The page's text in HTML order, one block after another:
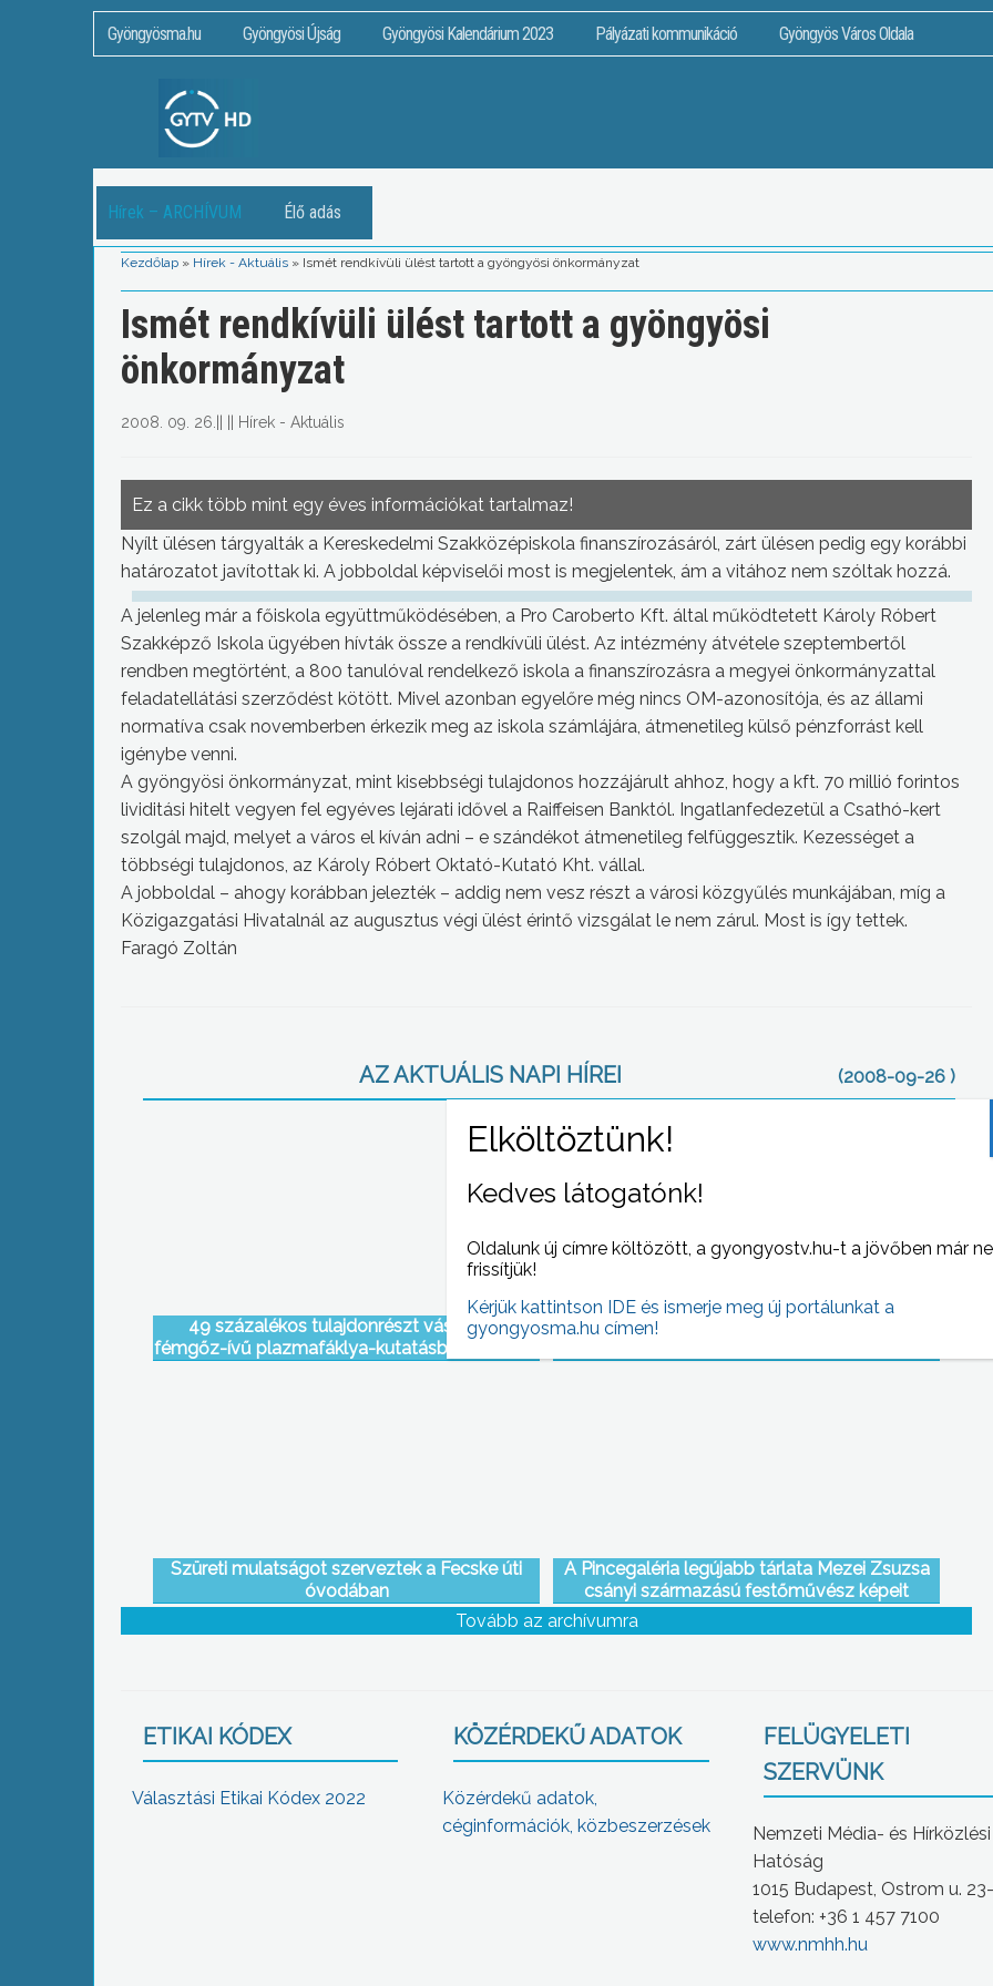
Gyöngyösma.hu Gyöngyösi Újság Gyöngyösi Kalendárium 2023 Pályázati kommunikáció Gyöngyös Város Oldala
Hírek – ARCHÍVUM Élő adás
Kezdőlap » Hírek - Aktuális » Ismét rendkívüli ülést tartott a gyöngyösi önkormányzat
Ismét rendkívüli ülést tartott a gyöngyösi
önkormányzat
2008. 09. 26. Hírek - Aktuális
Ez a cikk több mint egy éves információkat tartalmaz!
Nyílt ülésen tárgyalták a Kereskedelmi Szakközépiskola finanszírozásáról, zárt ülésen pedig egy korábbi
határozatot javítottak ki. A jobboldal képviselői most is megjelentek, ám a vitához nem szóltak hozzá.
A jelenleg már a főiskola együttműködésében, a Pro Caroberto Kft. által működtetett Károly Róbert
Szakképző Iskola ügyében hívták össze a rendkívüli ülést. Az intézmény átvétele szeptembertől
rendben megtörtént, a 800 tanulóval rendelkező iskola a finanszírozásra a megyei önkormányzattal
feladatellátási szerződést kötött. Mivel azonban egyelőre még nincs OM-azonosítója, és az állami
normatíva csak novemberben érkezik meg az iskola számlájára, átmenetileg külső pénzforrást kell
igénybe venni.
A gyöngyösi önkormányzat, mint kisebbségi tulajdonos hozzájárult ahhoz, hogy a kft. 70 millió forintos
lividitási hitelt vegyen fel egyéves lejárati idővel a Raiffeisen Banktól. Ingatlanfedezetül a Csathó-kert
szolgál majd, melyet a város el kíván adni – e szándékot átmenetileg felfüggesztik. Kezességet a
többségi tulajdonos, az Károly Róbert Oktató-Kutató Kht. vállal.
A jobboldal – ahogy korábban jelezték – addig nem vesz részt a városi közgyűlés munkájában, míg a
Közigazgatási Hivatalnál az augusztus végi ülést érintő vizsgálat le nem zárul. Most is így tettek.
Faragó Zoltán
AZ AKTUÁLIS NAPI HÍREI (2008-09-26 )
49 százalékos tulajdonrészt vásárolt a
fémgőz-ívű plazmafáklya-kutatásban érdekelt
A dohányzás teljes betiltásának lehetőségét
Szüreti mulatságot szerveztek a Fecske úti
óvodában
A Pincegaléria legújabb tárlata Mezei Zsuzsa
csányi származású festőművész képeit
mutatja be
Tovább az archívumra
ETIKAI KÓDEX
Választási Etikai Kódex 2022
KÖZÉRDEKŰ ADATOK
Közérdekű adatok,
céginformációk, közbeszerzések
FELÜGYELETI
SZERVÜNK
Nemzeti Média- és Hírközlési
Hatóság
1015 Budapest, Ostrom u.
telefon: +36 1 457 7100
www.nmhh.hu
Kedves látogatónk!
Oldalunk új címre költözött, a gyongyostv.hu-t a jövőben már
frissítjük!
Kérjük kattintson IDE és ismerje meg új portálunkat a
gyongyosma.hu címen!